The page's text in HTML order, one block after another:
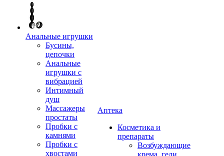
Анальные игрушки
Бусины,
цепочки
Анальные
игрушки с
вибрацией
Интимный
душ
Массажеры
простаты
Пробки с
камнями
Пробки с
хвостами
Аптека
Косметика и
препараты
Возбуждающие
крема, гели